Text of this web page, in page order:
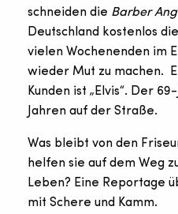
schneiden die Barber
Deutschland kostenlos
vielen Wochenenden im
wieder Mut zu machen.
Kunden ist „Elvis“. Der
Jahren auf der Straße.
Was bleibt von den
helfen sie auf dem Weg
Leben? Eine Reportage
mit Schere und Kamm.